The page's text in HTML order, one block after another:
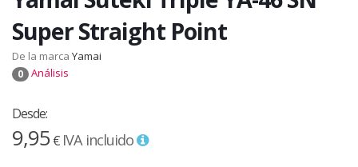
Super Straight Point
De la marca Yamai
0 Análisis
Desde:
9,95€ IVA incluido